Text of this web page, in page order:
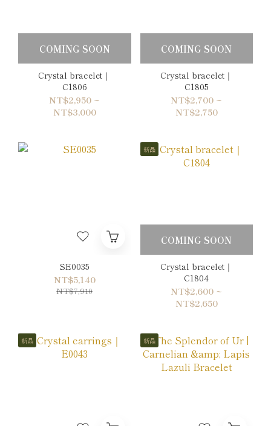
COMING SOON
Crystal bracelet｜
C1806
NT$2,950 ~
NT$3,000
COMING SOON
Crystal bracelet｜
C1805
NT$2,700 ~
NT$2,750
SE0035
NT$5,140
NT$7,910
新品
COMING SOON
Crystal bracelet｜
C1804
NT$2,600 ~
NT$2,650
新品 新品